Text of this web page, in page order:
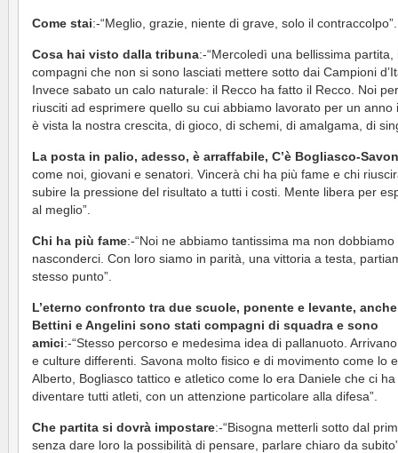
Come stai:-“Meglio, grazie, niente di grave, solo il contraccolpo”.
Cosa hai visto dalla tribuna:-“Mercoledì una bellissima partita,
compagni che non si sono lasciati mettere sotto dai Campioni
Invece sabato un calo naturale: il Recco ha fatto il Recco. Noi
riusciti ad esprimere quello su cui abbiamo lavorato per un anno
è vista la nostra crescita, di gioco, di schemi, di amalgama, di
La posta in palio, adesso, è arraffabile, C’è Bogliasco-
come noi, giovani e senatori. Vincerà chi ha più fame e chi
subire la pressione del risultato a tutti i costi. Mente libera per
al meglio”.
Chi ha più fame:-“Noi ne abbiamo tantissima ma non dobbiamo
nasconderci. Con loro siamo in parità, una vittoria a testa,
stesso punto”.
L’eterno confronto tra due scuole, ponente e levante,
Bettini e Angelini sono stati compagni di squadra e sono
amici:-“Stesso percorso e medesima idea di pallanuoto.
e culture differenti. Savona molto fisico e di movimento come lo
Alberto, Bogliasco tattico e atletico come lo era Daniele che ci
diventare tutti atleti, con un attenzione particolare alla difesa”.
Che partita si dovrà impostare:-“Bisogna metterli sotto dal
senza dare loro la possibilità di pensare, parlare chiaro da